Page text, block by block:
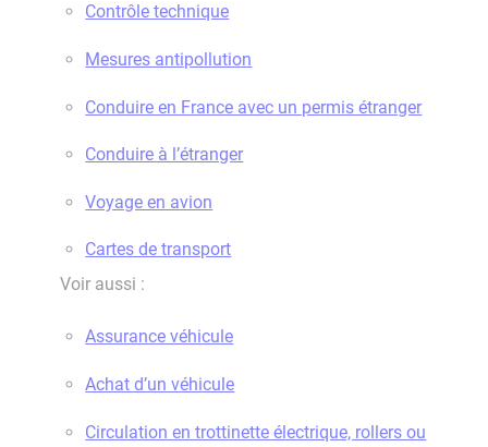
Contrôle technique
Mesures antipollution
Conduire en France avec un permis étranger
Conduire à l’étranger
Voyage en avion
Cartes de transport
Voir aussi :
Assurance véhicule
Achat d’un véhicule
Circulation en trottinette électrique, rollers ou